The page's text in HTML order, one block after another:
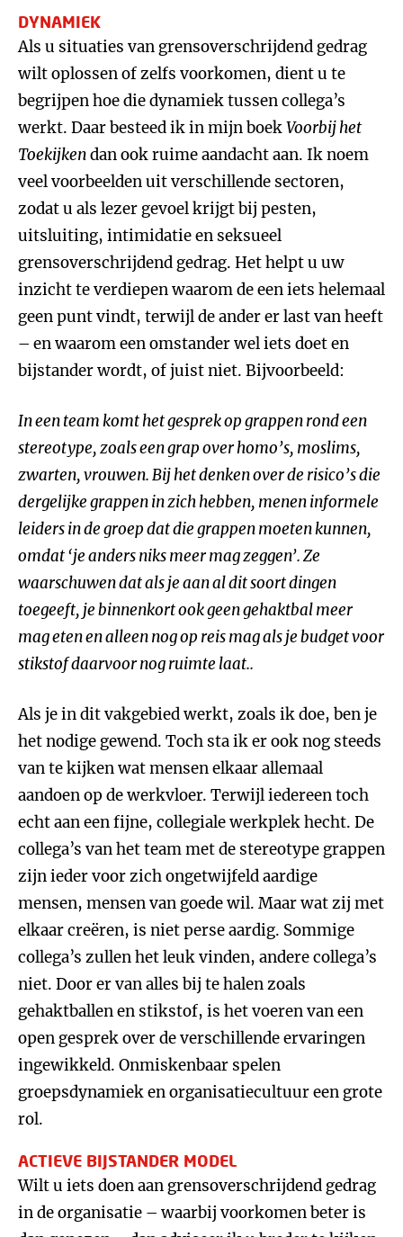
DYNAMIEK
Als u situaties van grensoverschrijdend gedrag
wilt oplossen of zelfs voorkomen, dient u te
begrijpen hoe die dynamiek tussen collega’s
werkt. Daar besteed ik in mijn boekVoorbij het
Toekijkendan ook ruime aandacht aan. Ik noem
veel voorbeelden uit verschillende sectoren,
zodat u als lezer gevoel krijgt bij pesten,
uitsluiting, intimidatie en seksueel
grensoverschrijdend gedrag. Het helpt u uw
inzicht te verdiepen waarom de een iets helemaal
geen punt vindt, terwijl de ander er last van heeft
– en waarom een omstander wel iets doet en
bijstander wordt, of juist niet. Bijvoorbeeld:
In een team komt het gesprek op grappen rond een
stereotype, zoals een grap over homo’s, moslims,
zwarten, vrouwen. Bij het denken over de risico’s die
dergelijke grappen in zich hebben, menen informele
leiders in de groep dat die grappen moeten kunnen,
omdat ‘je anders niks meer mag zeggen’. Ze
waarschuwen dat als je aan al dit soort dingen
toegeeft, je binnenkort ook geen gehaktbal meer
mag eten en alleen nog op reis mag als je budget voor
stikstof daarvoor nog ruimte laat..
Als je in dit vakgebied werkt, zoals ik doe, ben je
het nodige gewend. Toch sta ik er ook nog steeds
van te kijken wat mensen elkaar allemaal
aandoen op de werkvloer. Terwijl iedereen toch
echt aan een fijne, collegiale werkplek hecht. De
collega’s van het team met de stereotype grappen
zijn ieder voor zich ongetwijfeld aardige
mensen, mensen van goede wil. Maar wat zij met
elkaar creëren, is niet perse aardig. Sommige
collega’s zullen het leuk vinden, andere collega’s
niet. Door er van alles bij te halen zoals
gehaktballen en stikstof, is het voeren van een
open gesprek over de verschillende ervaringen
ingewikkeld. Onmiskenbaar spelen
groepsdynamiek en organisatiecultuur een grote
rol.
ACTIEVE BIJSTANDER MODEL
Wilt u iets doen aan grensoverschrijdend gedrag
in de organisatie – waarbij voorkomen beter is